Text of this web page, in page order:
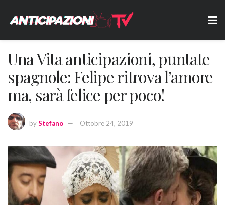
Una Vita anticipazioni, puntate
spagnole: Felipe ritrova l’amore
ma, sarà felice per poco!
byStefano Ottobre 24, 2019